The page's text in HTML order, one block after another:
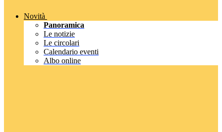
Novità
Panoramica
Le notizie
Le circolari
Calendario eventi
Albo online